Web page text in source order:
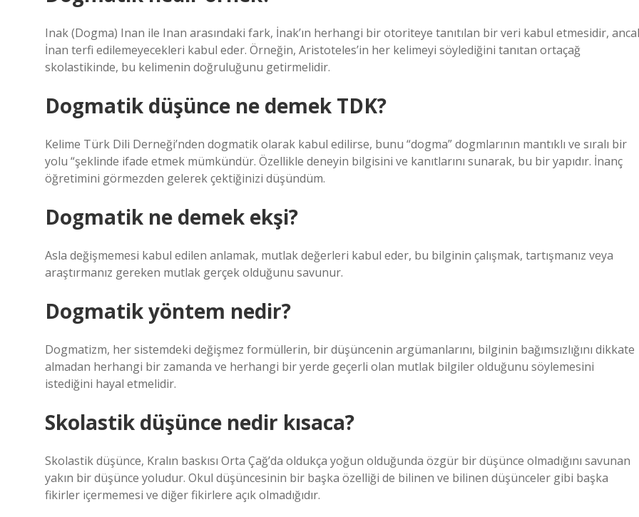
Inak (Dogma) Inan ile Inan arasındaki fark, İnak’ın herhangi bir otoriteye tanıtılan bir veri kabul etmesidir,
İnan terfi edilemeyecekleri kabul eder. Örneğin, Aristoteles’in her kelimeyi söylediğini tanıtan ortaçağ
skolastikinde, bu kelimenin doğruluğunu getirmelidir.
Dogmatik düşünce ne demek TDK?
Kelime Türk Dili Derneği’nden dogmatik olarak kabul edilirse, bunu “dogma” dogmlarının mantıklı ve sıralı bir
yolu “şeklinde ifade etmek mümkündür. Özellikle deneyin bilgisini ve kanıtlarını sunarak, bu bir yapıdır. İnanç
öğretimini görmezden gelerek çektiğinizi düşündüm.
Dogmatik ne demek ekşi?
Asla değişmemesi kabul edilen anlamak, mutlak değerleri kabul eder, bu bilginin çalışmak, tartışmanız veya
araştırmanız gereken mutlak gerçek olduğunu savunur.
Dogmatik yöntem nedir?
Dogmatizm, her sistemdeki değişmez formüllerin, bir düşüncenin argümanlarını, bilginin bağımsızlığını dikkate
almadan herhangi bir zamanda ve herhangi bir yerde geçerli olan mutlak bilgiler olduğunu söylemesini
istediğini hayal etmelidir.
Skolastik düşünce nedir kısaca?
Skolastik düşünce, Kralın baskısı Orta Çağ’da oldukça yoğun olduğunda özgür bir düşünce olmadığını savunan
yakın bir düşünce yoludur. Okul düşüncesinin bir başka özelliği de bilinen ve bilinen düşünceler gibi başka
fikirler içermemesi ve diğer fikirlere açık olmadığıdır.